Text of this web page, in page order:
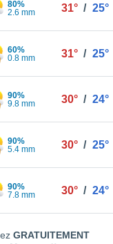
80%
2.6 mm
31° / 25°
60%
0.8 mm
31° / 25°
90%
9.8 mm
30° / 24°
90%
5.4 mm
30° / 25°
90%
7.8 mm
30° / 24°
GRATUITEMENT